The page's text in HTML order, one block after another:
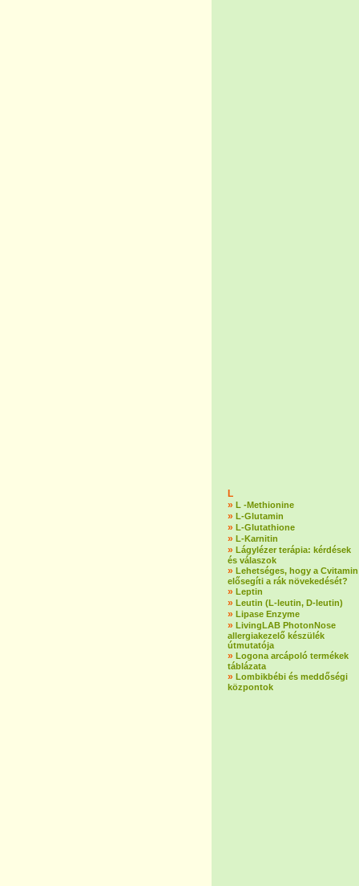
L
» L -Methionine
» L-Glutamin
» L-Glutathione
» L-Karnitin
» Lágylézer terápia: kérdések
és válaszok
» Lehetséges, hogy a Cvitamin
elősegíti a rák növekedését?
» Leptin
» Leutin (L-leutin, D-leutin)
» Lipase Enzyme
» LivingLAB PhotonNose
allergiakezelő készülék
útmutatója
» Logona arcápoló termékek
táblázata
» Lombikbébi és meddőségi
központok